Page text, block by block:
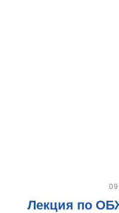
Лекция по